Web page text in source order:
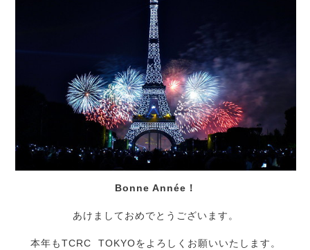
Bonne Année！
あけましておめでとうございます。
本年もTCRC TOKYOをよろしくお願いいたします。